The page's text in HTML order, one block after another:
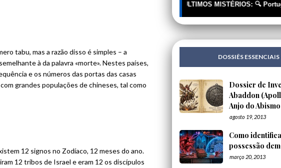
tabu, mas a razão disso é simples – a
à da palavra «morte». Nestes países,
e os números das portas das casas
grandes populações de chineses, tal como
12 signos no Zodíaco, 12 meses do ano.
12 tribos de Israel e eram 12 os discípulos
🔥 ÚLTIMOS MISTÉRIOS: 🔍
DOSSIÊS ESSENCIAIS
Dossier de
Abaddon
Anjo do Abismo
agosto 19, 2013
Como
possessão
março 20, 2013